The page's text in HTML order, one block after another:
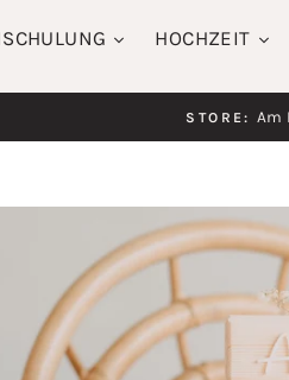
HOCHZEIT
STORE: Am